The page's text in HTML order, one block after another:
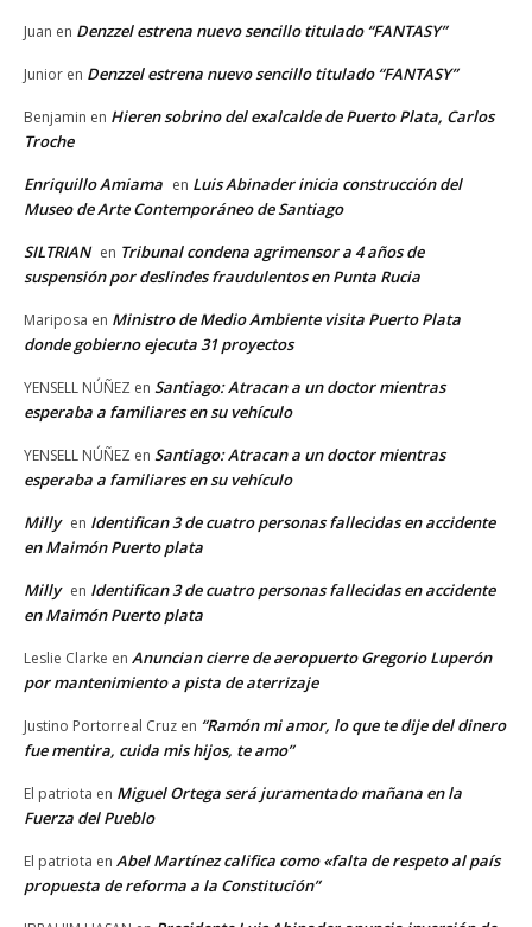
Juan en Denzzel estrena nuevo sencillo titulado “FANTASY”
Junior en Denzzel estrena nuevo sencillo titulado “FANTASY”
Benjamin en Hieren sobrino del exalcalde de Puerto Plata, Carlos
Troche
Enriquillo Amiama en Luis Abinader inicia construcción del
Museo de Arte Contemporáneo de Santiago
SILTRIAN en Tribunal condena agrimensor a 4 años de
suspensión por deslindes fraudulentos en Punta Rucia
Mariposa en Ministro de Medio Ambiente visita Puerto Plata
donde gobierno ejecuta 31 proyectos
YENSELL NÚÑEZ en Santiago: Atracan a un doctor mientras
esperaba a familiares en su vehículo
YENSELL NÚÑEZ en Santiago: Atracan a un doctor mientras
esperaba a familiares en su vehículo
Milly en Identifican 3 de cuatro personas fallecidas en accidente
en Maimón Puerto plata
Milly en Identifican 3 de cuatro personas fallecidas en accidente
en Maimón Puerto plata
Leslie Clarke en Anuncian cierre de aeropuerto Gregorio Luperón
por mantenimiento a pista de aterrizaje
Justino Portorreal Cruz en “Ramón mi amor, lo que te dije del dinero
fue mentira, cuida mis hijos, te amo”
El patriota en Miguel Ortega será juramentado mañana en la
Fuerza del Pueblo
El patriota en Abel Martínez califica como «falta de respeto al país
propuesta de reforma a la Constitución”